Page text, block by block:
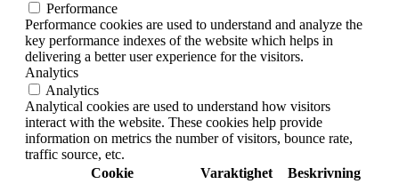
Performance
Performance cookies are used to understand and analyze the
key performance indexes of the website which helps in
delivering a better user experience for the visitors.
Analytics
Analytics
Analytical cookies are used to understand how visitors
interact with the website. These cookies help provide
information on metrics the number of visitors, bounce rate,
traffic source, etc.
Cookie
Varaktighet Beskrivning